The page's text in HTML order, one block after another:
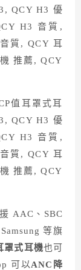
AAC、SBC
等旗
罩式耳機也可
可以ANC降